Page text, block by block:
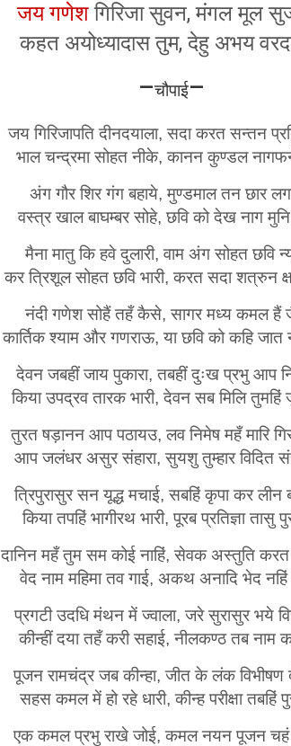
जय गणेशगिरिजा सुवन, मंगल मूल
कहत अयोध्यादास तुम, देहु अभय
–चौपाई–
जय गिरिजापति दीनदयाला, सदा करत सन्तन
भाल चन्द्रमा सोहत नीके, कानन कुण्डल
अंग गौर शिर गंग बहाये, मुण्डमाल तन छार
वस्त्र खाल बाघम्बर सोहे, छवि को देख नाग मुनि
मैना मातु कि हवे दुलारी, वाम अंग सोहत छवि
कर त्रिशूल सोहत छवि भारी, करत सदा शत्रुन
नंदी गणेश सोहैं तहँ कैसे, सागर मध्य कमल हैं
कार्तिक श्याम और गणराऊ, या छवि को कहि जात
देवन जबहीं जाय पुकारा, तबहीं दुःख प्रभु आप
किया उपद्रव तारक भारी, देवन सब मिलि तुमहिं
तुरत षड़ानन आप पठायउ, लव निमेष महँ मारि
आप जलंधर असुर संहारा, सुयशु तुम्हार विदित
त्रिपुरासुर सन यूद्ध मचाई, सबहिं कृपा कर लीन
किया तपहिं भागीरथ भारी, पूरब प्रतिज्ञा तासु
दानिन महँ तुम सम कोई नाहिं, सेवक अस्तुति करत
वेद नाम महिमा तव गाई, अकथ अनादि भेद नहिं
प्रगटी उदधि मंथन में ज्वाला, जरे सुरासुर भये
कीन्हीं दया तहँ करी सहाई, नीलकण्ठ तब नाम
पूजन रामचंद्र जब कीन्हा, जीत के लंक विभीषण
सहस कमल में हो रहे धारी, कीन्ह परीक्षा तबहिं
एक कमल प्रभु राखे जोई, कमल नयन पूजन चहं